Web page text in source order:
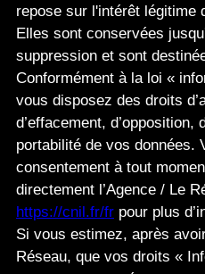
repose sur l'intérêt légitime
Elles sont conservées
suppression et sont
Conformément à la loi «
vous disposez des droits
d’effacement, d’opposition,
portabilité de vos données.
consentement à tout
directement l’Agence / Le
https://cnil.fr/fr pour plus
Si vous estimez, après
Réseau, que vos droits «